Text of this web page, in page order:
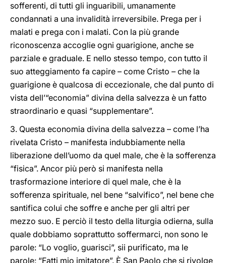
sofferenti, di tutti gli inguaribili, umanamente
condannati a una invalidità irreversibile. Prega per i
malati e prega con i malati. Con la più grande
riconoscenza accoglie ogni guarigione, anche se
parziale e graduale. E nello stesso tempo, con tutto il
suo atteggiamento fa capire – come Cristo – che la
guarigione è qualcosa di eccezionale, che dal punto di
vista dell’“economia” divina della salvezza è un fatto
straordinario e quasi “supplementare”.
3. Questa economia divina della salvezza – come l’ha
rivelata Cristo – manifesta indubbiamente nella
liberazione dell’uomo da quel male, che è la sofferenza
“fisica”. Ancor più però si manifesta nella
trasformazione interiore di quel male, che è la
sofferenza spirituale, nel bene “salvifico”, nel bene che
santifica colui che soffre e anche per gli altri per
mezzo suo. E perciò il testo della liturgia odierna, sulla
quale dobbiamo soprattutto soffermarci, non sono le
parole: “Lo voglio, guarisci”, sii purificato, ma le
parole: “Fatti mio imitatore”. È San Paolo che si rivolge